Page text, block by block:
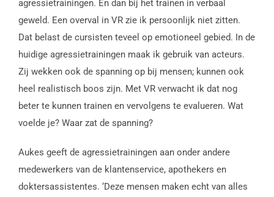
agressietrainingen. En dan bij het trainen in verbaal
geweld. Een overval in VR zie ik persoonlijk niet zitten.
Dat belast de cursisten teveel op emotioneel gebied. In de
huidige agressietrainingen maak ik gebruik van acteurs.
Zij wekken ook de spanning op bij mensen; kunnen ook
heel realistisch boos zijn. Met VR verwacht ik dat nog
beter te kunnen trainen en vervolgens te evalueren. Wat
voelde je? Waar zat de spanning?
Aukes geeft de agressietrainingen aan onder andere
medewerkers van de klantenservice, apothekers en
doktersassistentes. ‘Deze mensen maken echt van alles